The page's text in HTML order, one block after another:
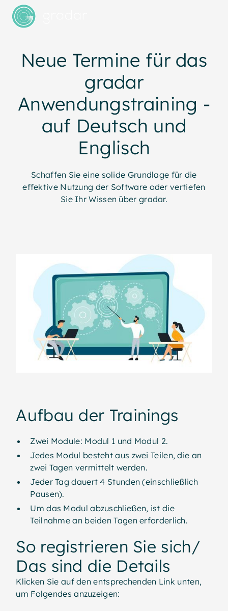
Neue Termine für das
gradar
Anwendungstraining -
auf Deutsch und
Englisch
Schaffen Sie eine solide Grundlage für die
effektive Nutzung der Software oder vertiefen
Sie Ihr Wissen über gradar.
Aufbau der Trainings
Zwei Module: Modul 1 und Modul 2.
Jedes Modul besteht aus zwei Teilen, die an
zwei Tagen vermittelt werden.
Jeder Tag dauert 4 Stunden (einschließlich
Pausen).
Um das Modul abzuschließen, ist die
Teilnahme an beiden Tagen erforderlich.
So registrieren Sie sich/
Das sind die Details
Klicken Sie auf den entsprechenden Link unten,
um Folgendes anzuzeigen: